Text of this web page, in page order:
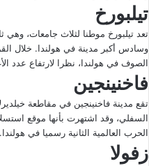
تيلبورخ
تعد تيلبورخ موطنا لثلاث جامعات،
وسادس أكبر مدينة في هولندا. خلال
الصوف في هولندا، نظرا لارتفاع عدد
فاخنينجين
تقع مدينة فاخنينجين في مقاطعة
الحرب العالمية الثانية رسميا في هولندا.
زفولا